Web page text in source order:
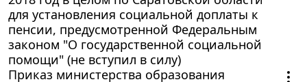
для установления социальной доплаты к
пенсии, предусмотренной Федеральным
законом "О государственной социальной
помощи" (не вступил в силу)
Приказ министерства образования